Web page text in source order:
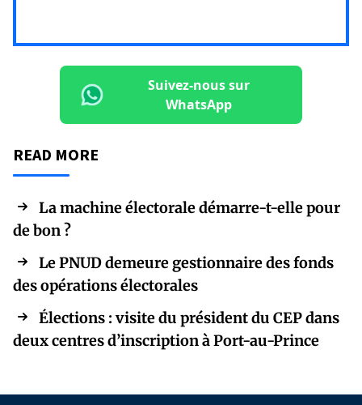
Suivez-nous sur
WhatsApp
READ MORE
La machine électorale démarre-t-elle pour
de bon ?
Le PNUD demeure gestionnaire des fonds
des opérations électorales
Élections : visite du président du CEP dans
deux centres d’inscription à Port-au-Prince